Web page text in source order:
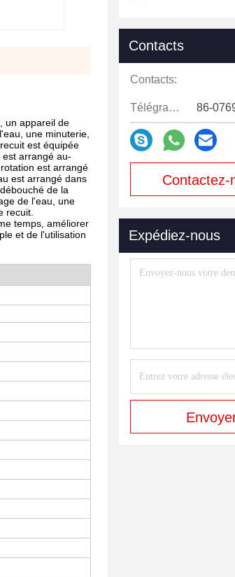
un appareil de
une minuterie,
est équipée
arrangé au-
est arrangé
est arrangé dans
de la
de l'eau, une
recuit.
temps, améliorer
et de l'utilisation
Contacts
Contacts:
Télégramme: 86-
Contactez-
Expédiez-nous